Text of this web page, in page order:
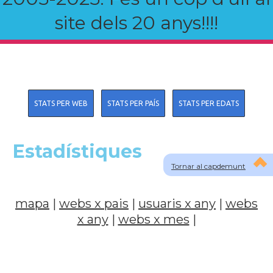
site dels 20 anys!!!!
Tornar al capdemunt
STATS PER WEB STATS PER PAÍS STATS PER EDATS
Estadístiques
mapa | webs x pais | usuaris x any | webs
x any| webs x mes |